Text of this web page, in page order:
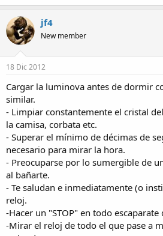
jf4
New member
18 Dic 2012
Cargar la luminova antes de dormir
similar.
- Limpiar constantemente el cristal
la camisa, corbata etc.
- Superar el mínimo de décimas de
necesario para mirar la hora.
- Preocuparse por lo sumergible de
al bañarte.
- Te saludan e inmediatamente (o
reloj.
-Hacer un "STOP" en todo escaparate
-Mirar el reloj de todo el que pase a